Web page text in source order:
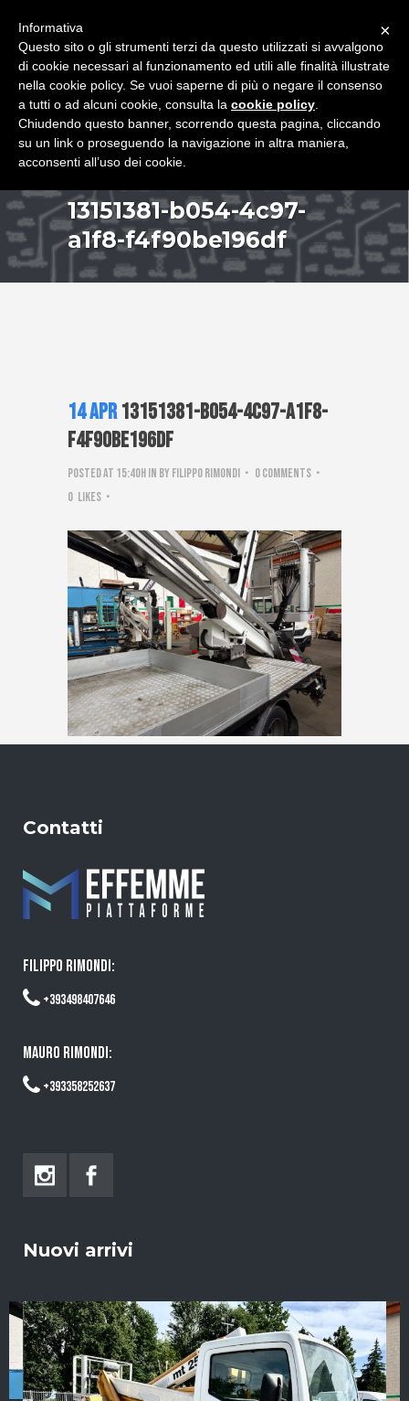
13151381-b054-4c97-
a1f8-f4f90be196df
14 Apr13151381-b054-4c97-a1f8-
f4f90be196df
Posted at 15:40hin by Filippo Rimondi
0 Comments
0 Likes
Contatti
FILIPPO RIMONDI:
+393498407646
MAURO RIMONDI:
+393358252637
Nuovi arrivi
×
Informativa
Questo sito o gli strumenti terzi da questo utilizzati si avvalgono
di cookie necessari al funzionamento ed utili alle finalità illustrate
nella cookie policy. Se vuoi saperne di più o negare il consenso
a tutti o ad alcuni cookie, consulta la cookie policy
Chiudendo questo banner, scorrendo questa pagina, cliccando
su un link o proseguendo la navigazione in altra maniera,
acconsenti all’uso dei cookie.